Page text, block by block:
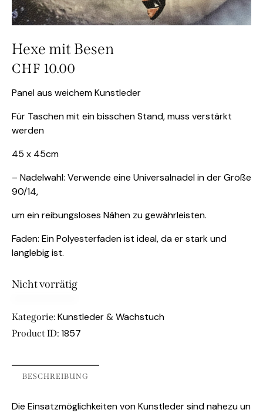
Hexe mit Besen
CHF 10.00
Panel aus weichem Kunstleder
Für Taschen mit ein bisschen Stand, muss verstärkt
werden
45 x 45cm
– Nadelwahl: Verwende eine Universalnadel in der Größe
90/14,
um ein reibungsloses Nähen zu gewährleisten.
Faden: Ein Polyesterfaden ist ideal, da er stark und
langlebig ist.
Nicht vorrätig
Kategorie: Kunstleder & Wachstuch
Product ID: 1857
BESCHREIBUNG
Die Einsatzmöglichkeiten von Kunstleder sind nahezu un